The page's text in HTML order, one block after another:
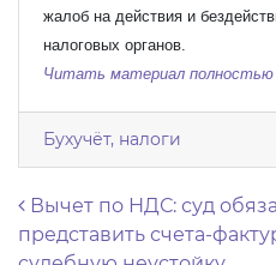
жалоб на действия и
налоговых органов.
Читать материал полностью
Бухучёт, налоги
Навигация по
Вычет по НДС: суд
представить счета-